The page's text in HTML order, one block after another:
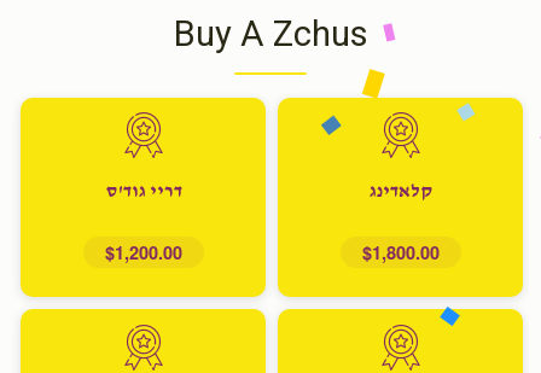
Buy A Zchus
קלאדינג
$1,800.00
דריי גוד'ס
$1,200.00